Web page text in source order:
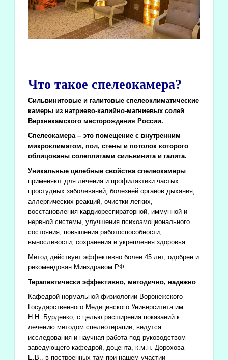
Что такое спелеокамера?
Сильвинитовые и галитовые спелеоклиматические
камеры из натриево-калийно-магниевых солей
Верхнекамского месторождения России.
Спелеокамера – это помещение с внутренним
микроклиматом, пол, стены и потолок которого
облицованы солеплитами сильвинита и галита.
Уникальные целебные свойства спелеокамеры
применяют для лечения и профилактики частых
простудных заболеваний, болезней органов дыхания,
аллергических реакций, очистки легких,
восстановления кардиореспираторной, иммунной и
нервной системы, улучшения психоэмоционального
состояния, повышения работоспособности,
выносливости, сохранения и укрепления здоровья.
Метод действует эффективно более 45 лет, одобрен и
рекомендован Минздравом РФ.
Терапевтически эффективно, методично, надежно
Кафедрой нормальной физиологии Воронежского
Государственного Медицинского Университета им.
Н.Н. Бурденко, с целью расширения показаний к
лечению методом спелеотерапии, ведутся
исследования и научная работа под руководством
заведующего кафедрой, доцента, к.м.н. Дорохова
Е.В., в построенных там при нашем участии